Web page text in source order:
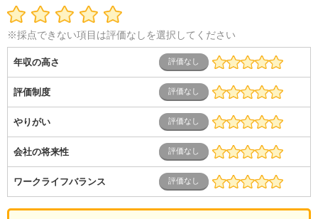
※採点できない項目は評価なしを選択してください
年収の高さ
評価制度
やりがい
会社の将来性
ワークライフバランス